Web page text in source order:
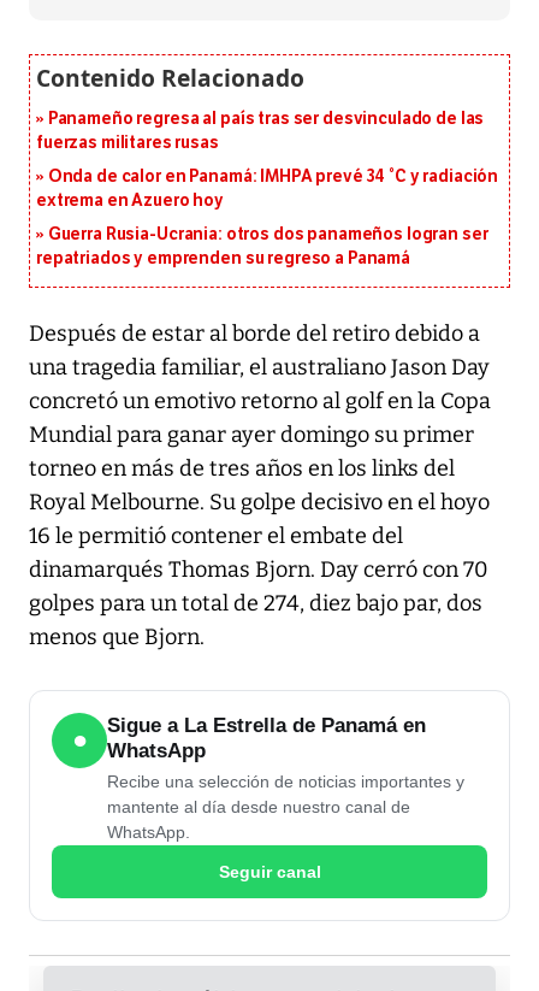
Panameño regresa al país tras ser desvinculado de las
fuerzas militares rusas
Onda de calor en Panamá: IMHPA prevé 34 °C y radiación
extrema en Azuero hoy
Guerra Rusia-Ucrania: otros dos panameños logran ser
repatriados y emprenden su regreso a Panamá
Después de estar al borde del retiro debido a
una tragedia familiar, el australiano Jason Day
concretó un emotivo retorno al golf en la Copa
Mundial para ganar ayer domingo su primer
torneo en más de tres años en los links del
Royal Melbourne. Su golpe decisivo en el hoyo
16 le permitió contener el embate del
dinamarqués Thomas Bjorn. Day cerró con 70
golpes para un total de 274, diez bajo par, dos
menos que Bjorn.
●
Sigue a La Estrella de Panamá en
WhatsApp
Recibe una selección de noticias importantes y
mantente al día desde nuestro canal de
WhatsApp.
Seguir canal